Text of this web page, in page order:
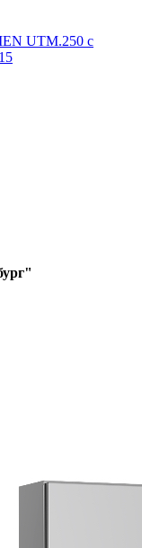
UTM.250 с
"